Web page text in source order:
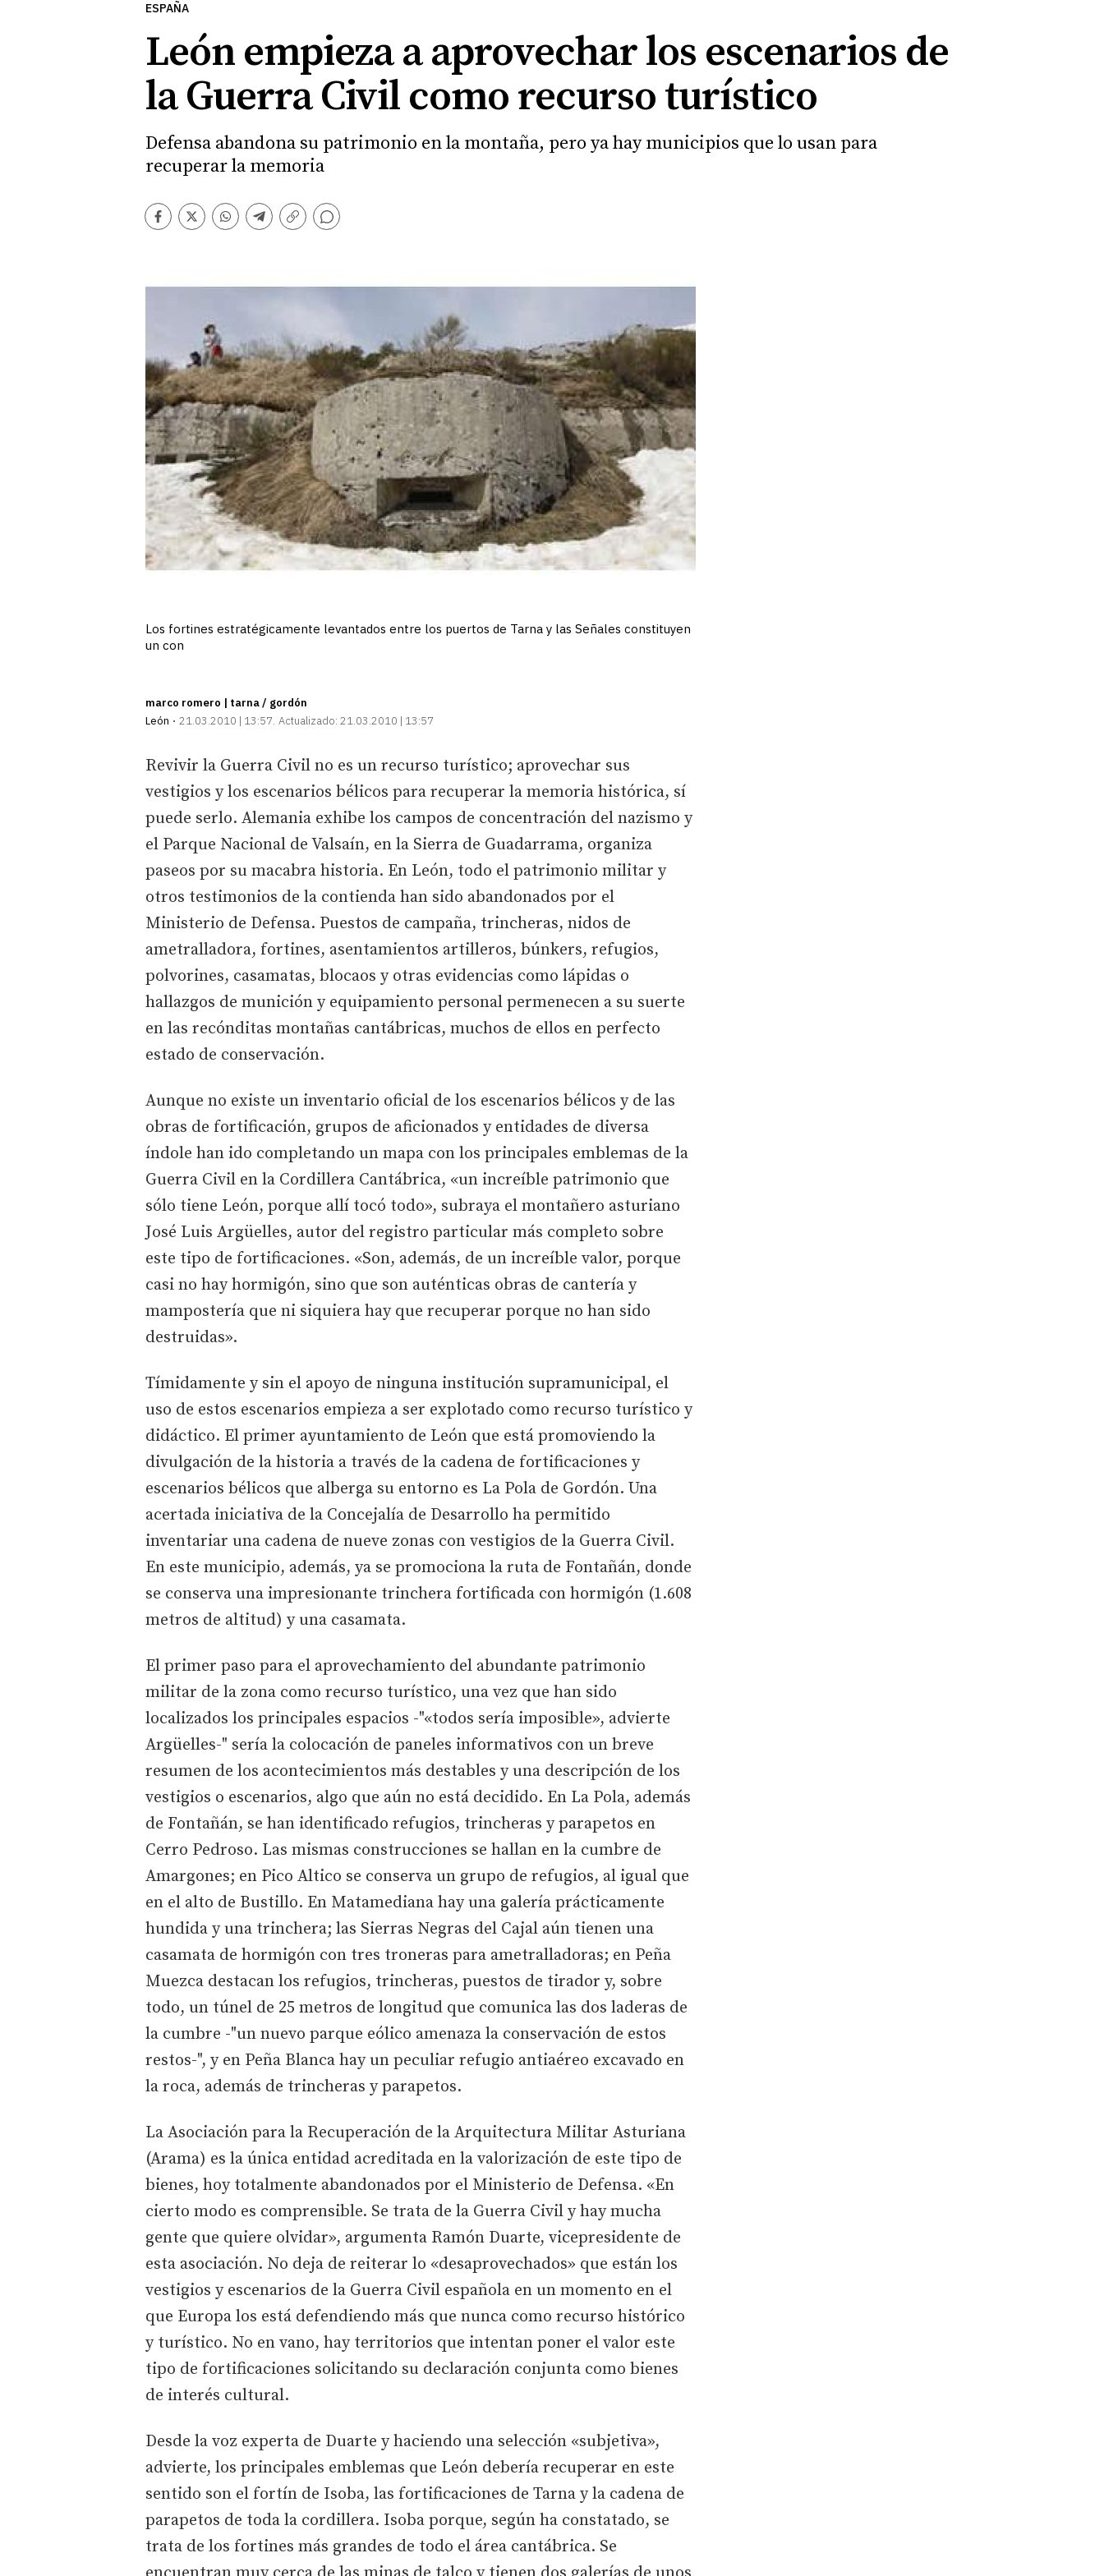
ESPAÑA
León empieza a aprovechar los escenarios de
la Guerra Civil como recurso turístico
Defensa abandona su patrimonio en la montaña, pero ya hay municipios que lo usan para
recuperar la memoria
Facebook
TwitterWhatsapp
Telegram
Copiar
Comentarios
Los fortines estratégicamente levantados entre los puertos de Tarna y las Señales constituyen
un con
marco romero | tarna / gordón
León
21.03.2010 | 13:57 Actualizado: 21.03.2010 | 13:57
Revivir la Guerra Civil no es un recurso turístico; aprovechar sus
vestigios y los escenarios bélicos para recuperar la memoria histórica, sí
puede serlo. Alemania exhibe los campos de concentración del nazismo y
el Parque Nacional de Valsaín, en la Sierra de Guadarrama, organiza
paseos por su macabra historia. En León, todo el patrimonio militar y
otros testimonios de la contienda han sido abandonados por el
Ministerio de Defensa. Puestos de campaña, trincheras, nidos de
ametralladora, fortines, asentamientos artilleros, búnkers, refugios,
polvorines, casamatas, blocaos y otras evidencias como lápidas o
hallazgos de munición y equipamiento personal permenecen a su suerte
en las recónditas montañas cantábricas, muchos de ellos en perfecto
estado de conservación.
Aunque no existe un inventario oficial de los escenarios bélicos y de las
obras de fortificación, grupos de aficionados y entidades de diversa
índole han ido completando un mapa con los principales emblemas de la
Guerra Civil en la Cordillera Cantábrica, «un increíble patrimonio que
sólo tiene León, porque allí tocó todo», subraya el montañero asturiano
José Luis Argüelles, autor del registro particular más completo sobre
este tipo de fortificaciones. «Son, además, de un increíble valor, porque
casi no hay hormigón, sino que son auténticas obras de cantería y
mampostería que ni siquiera hay que recuperar porque no han sido
destruidas».
Tímidamente y sin el apoyo de ninguna institución supramunicipal, el
uso de estos escenarios empieza a ser explotado como recurso turístico y
didáctico. El primer ayuntamiento de León que está promoviendo la
divulgación de la historia a través de la cadena de fortificaciones y
escenarios bélicos que alberga su entorno es La Pola de Gordón. Una
acertada iniciativa de la Concejalía de Desarrollo ha permitido
inventariar una cadena de nueve zonas con vestigios de la Guerra Civil.
En este municipio, además, ya se promociona la ruta de Fontañán, donde
se conserva una impresionante trinchera fortificada con hormigón (1.608
metros de altitud) y una casamata.
El primer paso para el aprovechamiento del abundante patrimonio
militar de la zona como recurso turístico, una vez que han sido
localizados los principales espacios -"«todos sería imposible», advierte
Argüelles-" sería la colocación de paneles informativos con un breve
resumen de los acontecimientos más destables y una descripción de los
vestigios o escenarios, algo que aún no está decidido. En La Pola, además
de Fontañán, se han identificado refugios, trincheras y parapetos en
Cerro Pedroso. Las mismas construcciones se hallan en la cumbre de
Amargones; en Pico Altico se conserva un grupo de refugios, al igual que
en el alto de Bustillo. En Matamediana hay una galería prácticamente
hundida y una trinchera; las Sierras Negras del Cajal aún tienen una
casamata de hormigón con tres troneras para ametralladoras; en Peña
Muezca destacan los refugios, trincheras, puestos de tirador y, sobre
todo, un túnel de 25 metros de longitud que comunica las dos laderas de
la cumbre -"un nuevo parque eólico amenaza la conservación de estos
restos-", y en Peña Blanca hay un peculiar refugio antiaéreo excavado en
la roca, además de trincheras y parapetos.
La Asociación para la Recuperación de la Arquitectura Militar Asturiana
(Arama) es la única entidad acreditada en la valorización de este tipo de
bienes, hoy totalmente abandonados por el Ministerio de Defensa. «En
cierto modo es comprensible. Se trata de la Guerra Civil y hay mucha
gente que quiere olvidar», argumenta Ramón Duarte, vicepresidente de
esta asociación. No deja de reiterar lo «desaprovechados» que están los
vestigios y escenarios de la Guerra Civil española en un momento en el
que Europa los está defendiendo más que nunca como recurso histórico
y turístico. No en vano, hay territorios que intentan poner el valor este
tipo de fortificaciones solicitando su declaración conjunta como bienes
de interés cultural.
Desde la voz experta de Duarte y haciendo una selección «subjetiva»,
advierte, los principales emblemas que León debería recuperar en este
sentido son el fortín de Isoba, las fortificaciones de Tarna y la cadena de
parapetos de toda la cordillera. Isoba porque, según ha constatado, se
trata de los fortines más grandes de todo el área cantábrica. Se